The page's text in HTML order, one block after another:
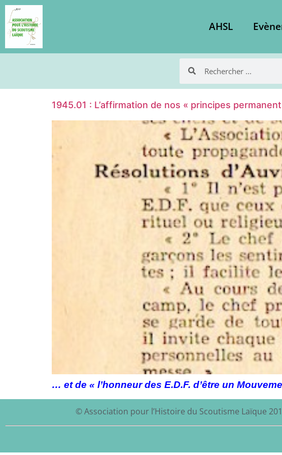
AHSL
1945.01 : L’affirmation de nos « principes
… et de « l’honneur des E.D.F. d’être un
© Association pour l’Histoire du Scoutisme Laïque